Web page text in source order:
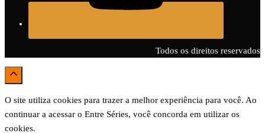
Todos os direitos reservados
O site utiliza cookies para trazer a melhor experiência para você. Ao
continuar a acessar o Entre Séries, você concorda em utilizar os
cookies.